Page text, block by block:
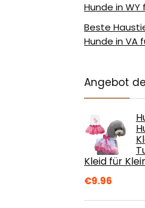
Hunde in WY
Beste
Hunde in VA
Angebot
Kleid für
€9.96